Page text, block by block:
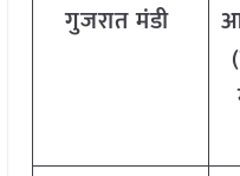
गुजरातमंडी